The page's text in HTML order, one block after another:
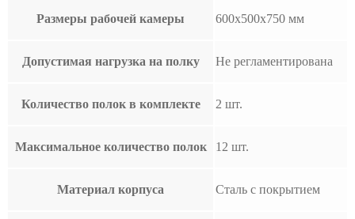
Размеры рабочей камеры 600х500х750 мм
Допустимая нагрузка на полку Не регламентирована
Количество полок в комплекте 2 шт.
Максимальное количество полок 12 шт.
Материал корпуса Сталь с покрытием